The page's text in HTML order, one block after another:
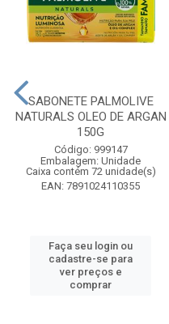
SABONETE PALMOLIVE
NATURALS OLEO DE ARGAN
150G
Código: 999147
Embalagem: Unidade
Caixa contém 72 unidade(s)
EAN: 7891024110355
Faça seu login ou
cadastre-se para
ver preços e
comprar